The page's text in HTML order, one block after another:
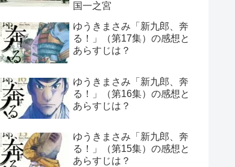
国一之宮
ゆうきまさみ「新九郎、奔
る！」（第17集）の感想と
あらすじは？
ゆうきまさみ「新九郎、奔
る！」（第16集）の感想と
あらすじは？
ゆうきまさみ「新九郎、奔
る！」（第15集）の感想と
あらすじは？